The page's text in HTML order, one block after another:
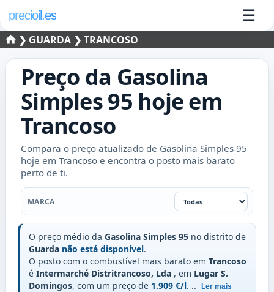
precioil.es ☰
❯ GUARDA ❯ TRANCOSO
Preço da Gasolina
Simples 95 hoje em
Trancoso
Compara o preço atualizado de Gasolina Simples 95
hoje em Trancoso e encontra o posto mais barato
perto de ti.
Marca
MARCA
O preço médio da Gasolina Simples 95 no distrito de
Guarda não está disponível.
O posto com o combustível mais barato em Trancoso
é Intermarché Distritrancoso, Lda , em Lugar S.
Domingos, com um preço de 1.909 €/l. .. Ler mais